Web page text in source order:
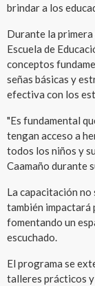
brindar a los
Durante la
Escuela de
conceptos
señas básicas y
efectiva con los
"Es fundamental
tengan acceso a
todos los niños y
Caamaño durante
La capacitación
también impactará
fomentando un
escuchado.
El programa se
talleres prácticos